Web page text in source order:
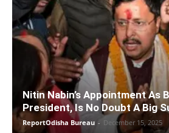
Nitin Nabin’s Appointment As
President, Is No Doubt A Big
ReportOdisha Bureau - December 15, 2025